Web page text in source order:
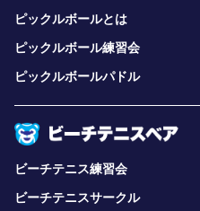
ピックルボールとは
ピックルボール練習会
ピックルボールパドル
ビーチテニス練習会
ビーチテニスサークル